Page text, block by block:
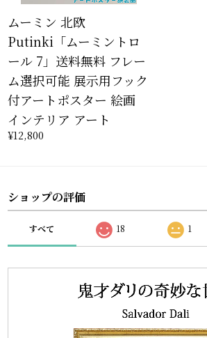
ムーミン 北欧
Putinki「ムーミントロ
ール 7」送料無料 フレー
ム選択可能 展示用フック
付アートポスター 絵画
インテリア アート
¥12,800
ショップの評価
すべて 18 1